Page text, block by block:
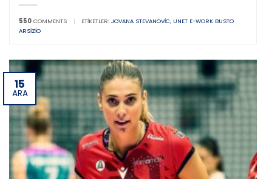
550 COMMENTS | ETIKETLER: JOVANA STEVANOVIC, UNET E-WORK BUSTO
ARSIZIO
15
ARA